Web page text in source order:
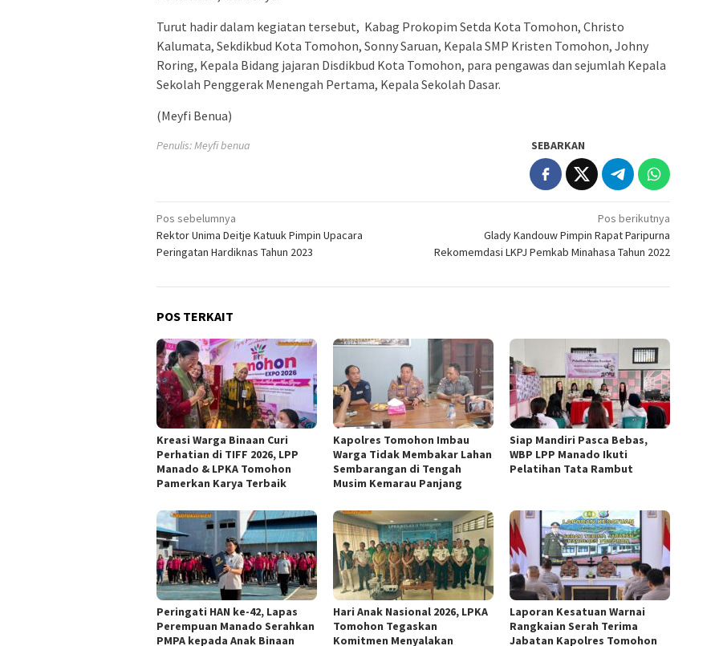
Turut hadir dalam kegiatan tersebut, Kabag Prokopim Setda Kota Tomohon, Christo
Kalumata, Sekdikbud Kota Tomohon, Sonny Saruan, Kepala SMP Kristen Tomohon, Johny
Roring, Kepala Bidang jajaran Disdikbud Kota Tomohon, para pengawas dan sejumlah Kepala
Sekolah Penggerak Menengah Pertama, Kepala Sekolah Dasar.
(Meyfi Benua)
Penulis: Meyfi benua SEBARKAN
Navigasi
pos
Pos sebelumnya
Rektor Unima Deitje Katuuk Pimpin Upacara
Peringatan Hardiknas Tahun 2023
Pos berikutnya
Glady Kandouw Pimpin Rapat Paripurna
Rekomemdasi LKPJ Pemkab Minahasa Tahun 2022
POS TERKAIT
Kreasi Warga Binaan Curi
Perhatian di TIFF 2026, LPP
Manado & LPKA Tomohon
Pamerkan Karya Terbaik
Kapolres Tomohon Imbau
Warga Tidak Membakar Lahan
Sembarangan di Tengah
Musim Kemarau Panjang
Siap Mandiri Pasca Bebas,
WBP LPP Manado Ikuti
Pelatihan Tata Rambut
Peringati HAN ke-42, Lapas
Perempuan Manado Serahkan
PMPA kepada Anak Binaan
Hari Anak Nasional 2026, LPKA
Tomohon Tegaskan
Komitmen Menyalakan
Laporan Kesatuan Warnai
Rangkaian Serah Terima
Jabatan Kapolres Tomohon